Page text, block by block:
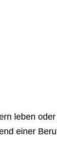
leben
einer